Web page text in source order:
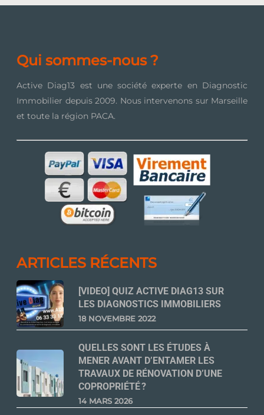
Qui sommes-nous ?
Active Diag13 est une société experte en Diagnostic
Immobilier depuis 2009. Nous intervenons sur Marseille
et toute la région PACA.
ARTICLES RÉCENTS
[VIDEO] QUIZ ACTIVE DIAG13 SUR
LES DIAGNOSTICS IMMOBILIERS
18 NOVEMBRE 2022
QUELLES SONT LES ÉTUDES À
MENER AVANT D’ENTAMER LES
TRAVAUX DE RÉNOVATION D’UNE
COPROPRIÉTÉ ?
14 MARS 2026